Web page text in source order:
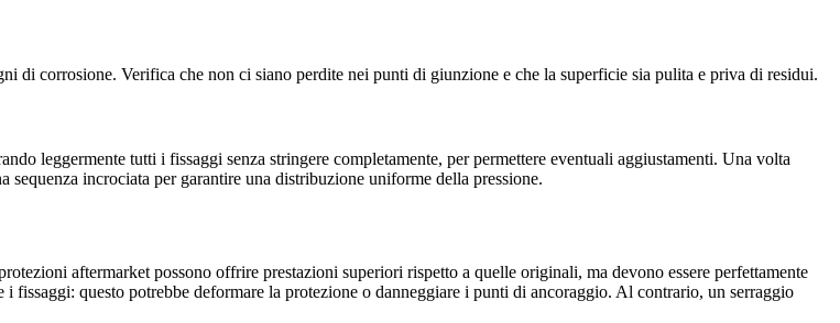
di corrosione. Verifica che non ci siano perdite nei punti di giunzione e che la superficie sia pulita e priva di residui.
leggermente tutti i fissaggi senza stringere completamente, per permettere eventuali aggiustamenti. Una volta
incrociata per garantire una distribuzione uniforme della pressione.
aftermarket possono offrire prestazioni superiori rispetto a quelle originali, ma devono essere perfettamente
fissaggi: questo potrebbe deformare la protezione o danneggiare i punti di ancoraggio. Al contrario, un serraggio